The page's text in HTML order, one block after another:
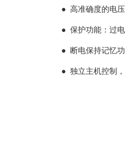
● 高准确度的电
● 保护功能：过
● 断电保持记忆
● 独立主机控制